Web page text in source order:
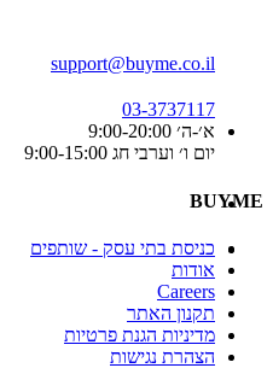
support@buyme.co.il
03-3737117
א׳-ה׳ 9:00-20:00
יום ו׳ וערבי חג 9:00-15:00
BUYME
כניסת בתי עסק - שותפים
אודות
Careers
תקנון האתר
מדיניות הגנת פרטיות
הצהרת נגישות